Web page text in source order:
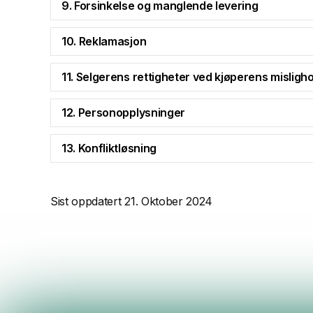
9. Forsinkelse og manglende levering
10. Reklamasjon
11. Selgerens rettigheter ved kjøperens
12. Personopplysninger
13. Konfliktløsning
Sist oppdatert 21. Oktober 2024